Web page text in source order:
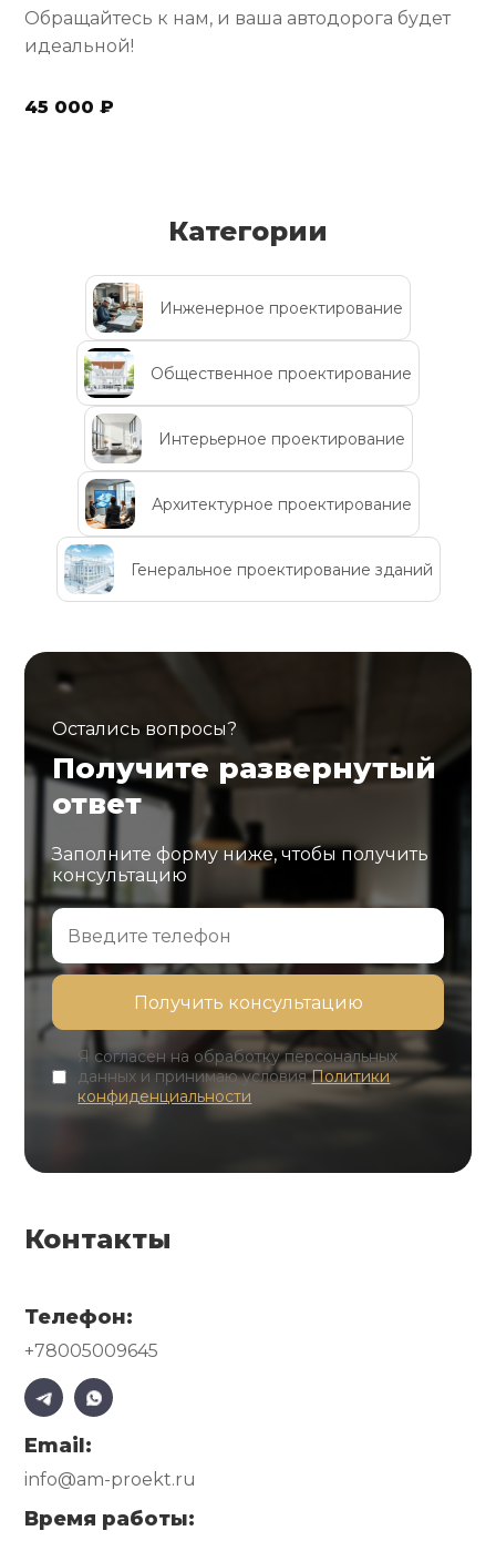
Обращайтесь к нам, и ваша автодорога будет
идеальной!
45 000 ₽
Категории
Инженерное проектирование
Общественное проектирование
Интерьерное проектирование
Архитектурное проектирование
Генеральное проектирование зданий
Остались вопросы?
Получите развернутый
ответ
Заполните форму ниже, чтобы получить
консультацию
Я согласен на обработку персональных
данных и принимаю условияПолитики
конфиденциальности
Контакты
Телефон:
+78005009645
Email:
info@am-proekt.ru
Время работы: